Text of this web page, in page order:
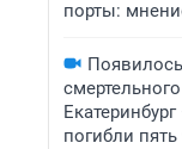
порты:
погибли